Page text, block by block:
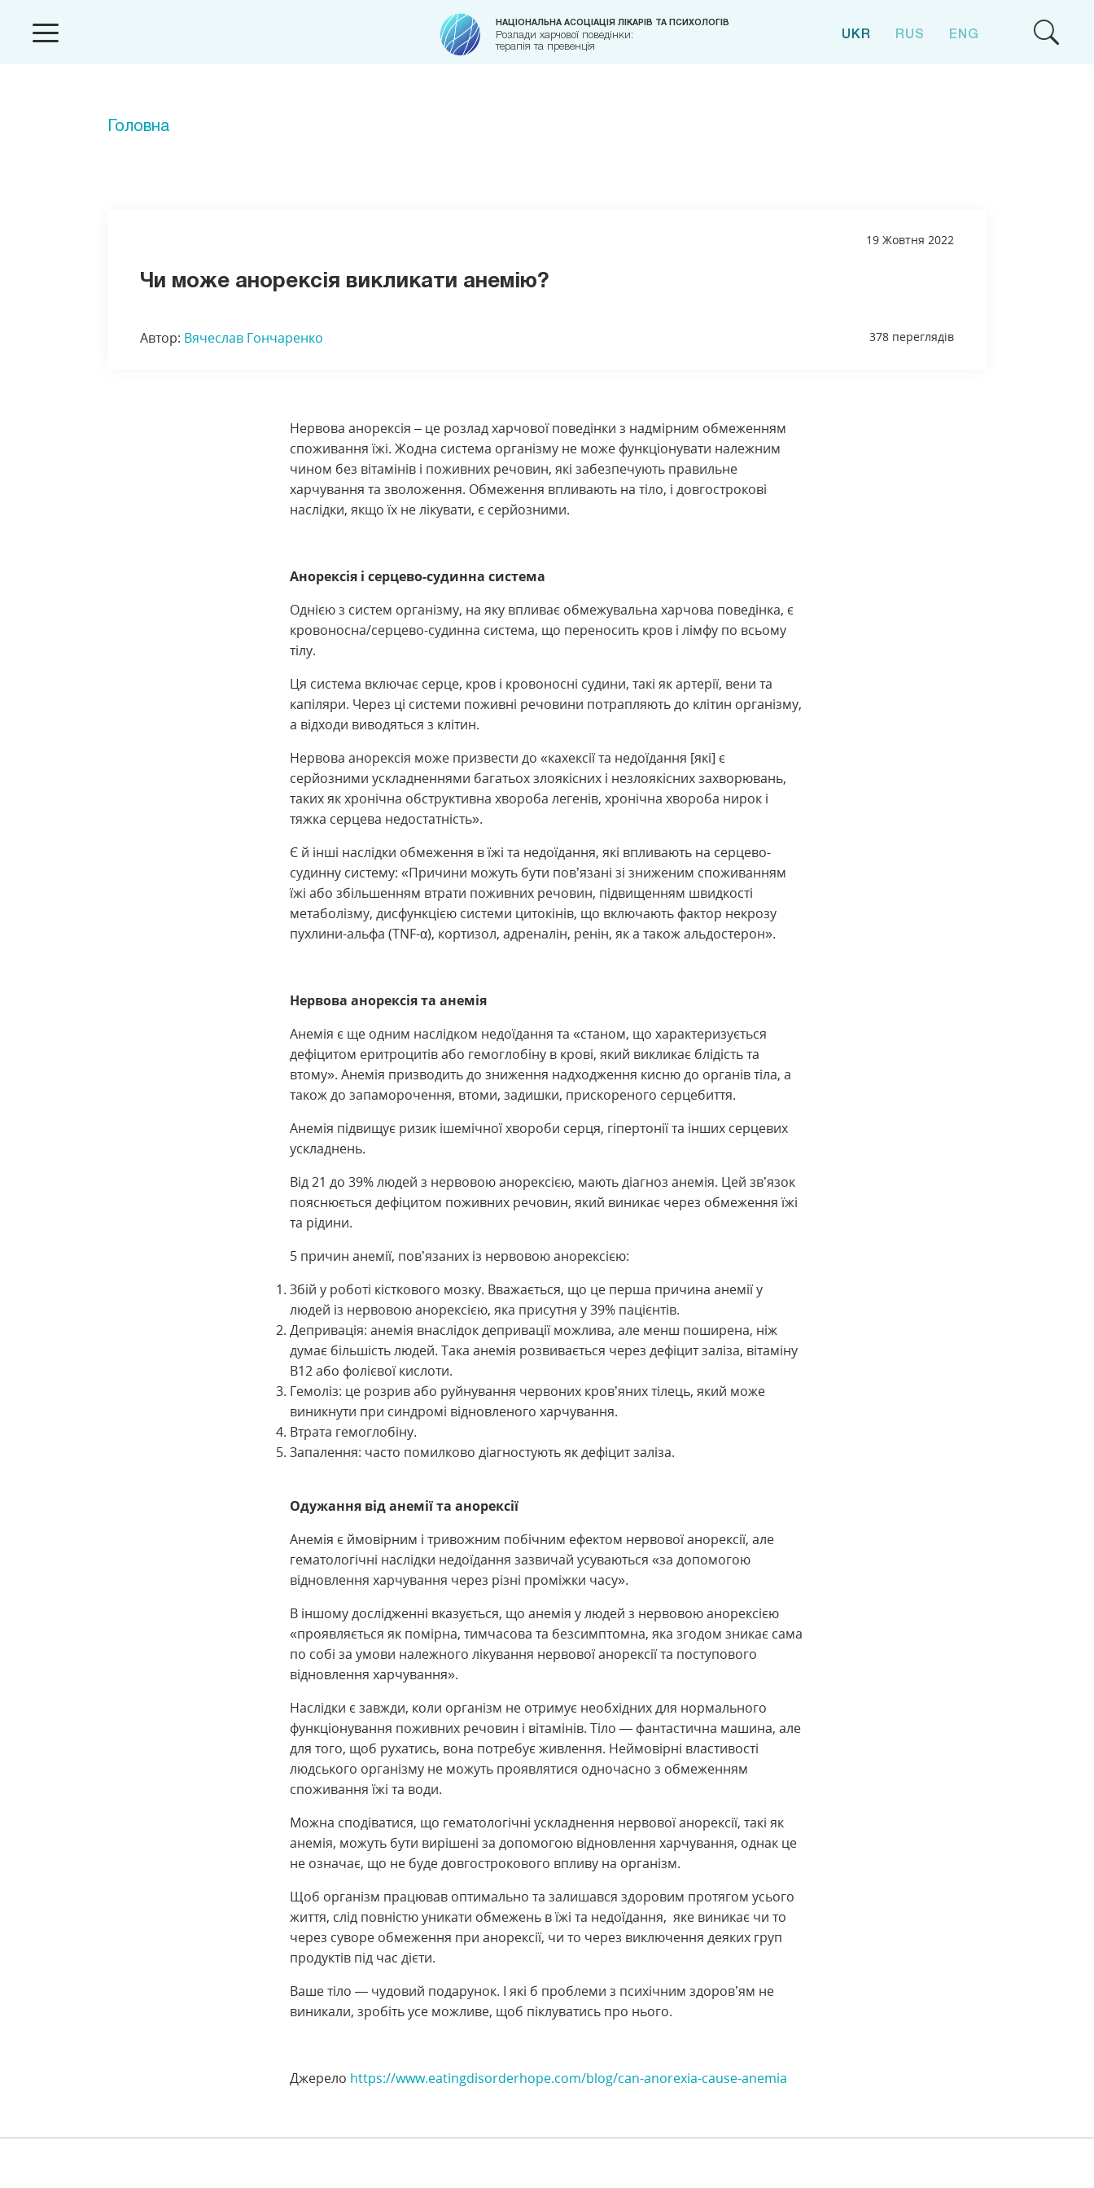
НАЦІОНАЛЬНА АСОЦІАЦІЯ ЛІКАРІВ ТА ПСИХОЛОГІВ
Розлади харчової поведінки:
терапія та превенція
UKR RUS ENG
Головна
19 Жовтня 2022
Чи може анорексія викликати анемію?
Автор: Вячеслав Гончаренко 378 переглядів
Нервова анорексія – це розлад харчової поведінки з надмірним обмеженням
споживання їжі. Жодна система організму не може функціонувати належним
чином без вітамінів і поживних речовин, які забезпечують правильне
харчування та зволоження. Обмеження впливають на тіло, і довгострокові
наслідки, якщо їх не лікувати, є серйозними.
Анорексія і серцево-судинна система
Однією з систем організму, на яку впливає обмежувальна харчова поведінка, є
кровоносна/серцево-судинна система, що переносить кров і лімфу по всьому
тілу.
Ця система включає серце, кров і кровоносні судини, такі як артерії, вени та
капіляри. Через ці системи поживні речовини потрапляють до клітин організму,
а відходи виводяться з клітин.
Нервова анорексія може призвести до «кахексії та недоїдання [які] є
серйозними ускладненнями багатьох злоякісних і незлоякісних захворювань,
таких як хронічна обструктивна хвороба легенів, хронічна хвороба нирок і
тяжка серцева недостатність».
Є й інші наслідки обмеження в їжі та недоїдання, які впливають на серцево-
судинну систему: «Причини можуть бути пов’язані зі зниженим споживанням
їжі або збільшенням втрати поживних речовин, підвищенням швидкості
метаболізму, дисфункцією системи цитокінів, що включають фактор некрозу
пухлини-альфа (TNF-α), кортизол, адреналін, ренін, як а також альдостерон».
Нервова анорексія та анемія
Анемія є ще одним наслідком недоїдання та «станом, що характеризується
дефіцитом еритроцитів або гемоглобіну в крові, який викликає блідість та
втому». Анемія призводить до зниження надходження кисню до органів тіла, а
також до запаморочення, втоми, задишки, прискореного серцебиття.
Анемія підвищує ризик ішемічної хвороби серця, гіпертонії та інших серцевих
ускладнень.
Від 21 до 39% людей з нервовою анорексією, мають діагноз анемія. Цей зв’язок
пояснюється дефіцитом поживних речовин, який виникає через обмеження їжі
та рідини.
5 причин анемії, пов’язаних із нервовою анорексією:
Збій у роботі кісткового мозку. Вважається, що це перша причина анемії у
людей із нервовою анорексією, яка присутня у 39% пацієнтів.
Депривація: анемія внаслідок депривації можлива, але менш поширена, ніж
думає більшість людей. Така анемія розвивається через дефіцит заліза, вітаміну
B12 або фолієвої кислоти.
Гемоліз: це розрив або руйнування червоних кров’яних тілець, який може
виникнути при синдромі відновленого харчування.
Втрата гемоглобіну.
Запалення: часто помилково діагностують як дефіцит заліза.
Одужання від анемії та анорексії
Анемія є ймовірним і тривожним побічним ефектом нервової анорексії, але
гематологічні наслідки недоїдання зазвичай усуваються «за допомогою
відновлення харчування через різні проміжки часу».
В іншому дослідженні вказується, що анемія у людей з нервовою анорексією
«проявляється як помірна, тимчасова та безсимптомна, яка згодом зникає сама
по собі за умови належного лікування нервової анорексії та поступового
відновлення харчування».
Наслідки є завжди, коли організм не отримує необхідних для нормального
функціонування поживних речовин і вітамінів. Тіло — фантастична машина, але
для того, щоб рухатись, вона потребує живлення. Неймовірні властивості
людського організму не можуть проявлятися одночасно з обмеженням
споживання їжі та води.
Можна сподіватися, що гематологічні ускладнення нервової анорексії, такі як
анемія, можуть бути вирішені за допомогою відновлення харчування, однак це
не означає, що не буде довгострокового впливу на організм.
Щоб організм працював оптимально та залишався здоровим протягом усього
життя, слід повністю уникати обмежень в їжі та недоїдання, яке виникає чи то
через суворе обмеження при анорексії, чи то через виключення деяких груп
продуктів під час дієти.
Ваше тіло — чудовий подарунок. І які б проблеми з психічним здоров’ям не
виникали, зробіть усе можливе, щоб піклуватись про нього.
Джерело https://www.eatingdisorderhope.com/blog/can-anorexia-cause-anemia